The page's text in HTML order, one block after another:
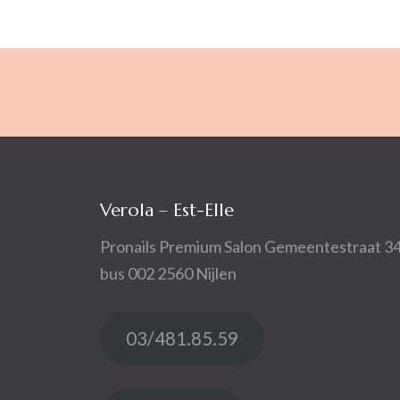
Verola – Est-Elle
Pronails Premium Salon Gemeentestraat
bus 002 2560 Nijlen
03/481.85.59